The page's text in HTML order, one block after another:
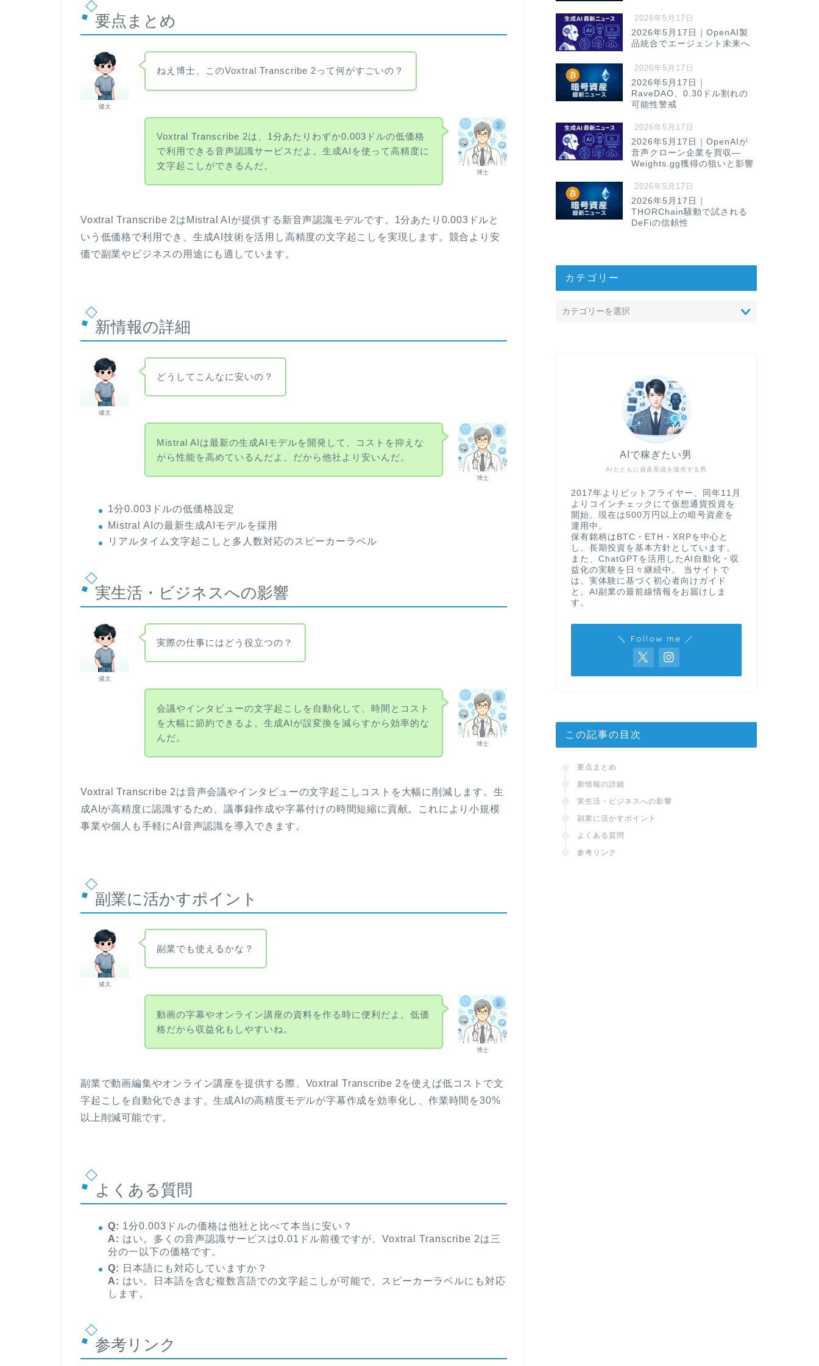
要点まとめ
健太
ねえ博士、このVoxtral Transcribe 2って何がすごいの？
博士
Voxtral Transcribe 2は、1分あたりわずか0.003ドルの低価格
で利用できる音声認識サービスだよ。生成AIを使って高精度に
文字起こしができるんだ。
Voxtral Transcribe 2はMistral AIが提供する新音声認識モデルです。1分あたり0.003ドルと
いう低価格で利用でき、生成AI技術を活用し高精度の文字起こしを実現します。競合より安
価で副業やビジネスの用途にも適しています。
新情報の詳細
健太
どうしてこんなに安いの？
博士
Mistral AIは最新の生成AIモデルを開発して、コストを抑えな
がら性能を高めているんだよ。だから他社より安いんだ。
1分0.003ドルの低価格設定
Mistral AIの最新生成AIモデルを採用
リアルタイム文字起こしと多人数対応のスピーカーラベル
実生活・ビジネスへの影響
健太
実際の仕事にはどう役立つの？
博士
会議やインタビューの文字起こしを自動化して、時間とコスト
を大幅に節約できるよ。生成AIが誤変換を減らすから効率的な
んだ。
Voxtral Transcribe 2は音声会議やインタビューの文字起こしコストを大幅に削減します。生
成AIが高精度に認識するため、議事録作成や字幕付けの時間短縮に貢献。これにより小規模
事業や個人も手軽にAI音声認識を導入できます。
副業に活かすポイント
健太
副業でも使えるかな？
博士
動画の字幕やオンライン講座の資料を作る時に便利だよ。低価
格だから収益化もしやすいね。
副業で動画編集やオンライン講座を提供する際、Voxtral Transcribe 2を使えば低コストで文
字起こしを自動化できます。生成AIの高精度モデルが字幕作成を効率化し、作業時間を30%
以上削減可能です。
よくある質問
Q: 1分0.003ドルの価格は他社と比べて本当に安い？
A: はい。多くの音声認識サービスは0.01ドル前後ですが、Voxtral Transcribe 2は三
分の一以下の価格です。
Q: 日本語にも対応していますか？
A: はい。日本語を含む複数言語での文字起こしが可能で、スピーカーラベルにも対応
します。
参考リンク
2026年5月17日
2026年5月17日｜OpenAI製
品統合でエージェント未来へ
2026年5月17日
2026年5月17日｜
RaveDAO、0.30ドル割れの
可能性警戒
2026年5月17日
2026年5月17日｜OpenAIが
音声クローン企業を買収—
Weights.gg獲得の狙いと影響
2026年5月17日
2026年5月17日｜
THORChain騒動で試される
DeFiの信頼性
カテゴリー
AIとともに資産形成を追求する男
AIで稼ぎたい男
2017年よりビットフライヤー、同年11月
よりコインチェックにて仮想通貨投資を
開始。現在は500万円以上の暗号資産を
運用中。
保有銘柄はBTC・ETH・XRPを中心と
し、長期投資を基本方針としています。
また、ChatGPTを活用したAI自動化・収
益化の実験を日々継続中。 当サイトで
は、実体験に基づく初心者向けガイド
と、AI副業の最前線情報をお届けしま
す。
＼ Follow me ／
この記事の目次
要点まとめ
新情報の詳細
実生活・ビジネスへの影響
副業に活かすポイント
よくある質問
参考リンク